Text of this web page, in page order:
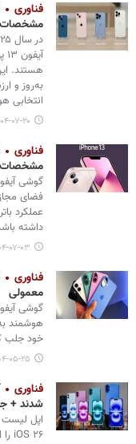
فناوری
مشخصات و
هستند.
به‌روز و
انتخابی
۱۴۰۴-۰۷-۲۰
فناوری
مشخصات iPhone ۱۳
فضای
عملکرد
داشته
۱۴۰۴-۰۷-۰۳
فناوری
معمولی
هوشمند
خود جلب
۱۴۰۴-۰۵-۲۵
فناوری
شدند +
اپل
iOS ۲۶ را اجرا کنند منتشر کرد.